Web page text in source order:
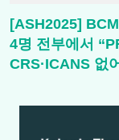
[ASH2025]
4명 전부에서
CRS·ICANS 없어